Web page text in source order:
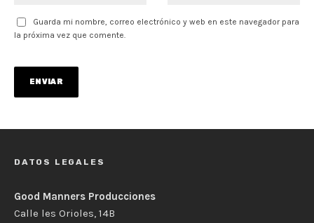
Guarda mi nombre, correo electrónico y web en este navegador para
la próxima vez que comente.
DATOS LEGALES
Good Manners Producciones
Calle les Orioles, 14B